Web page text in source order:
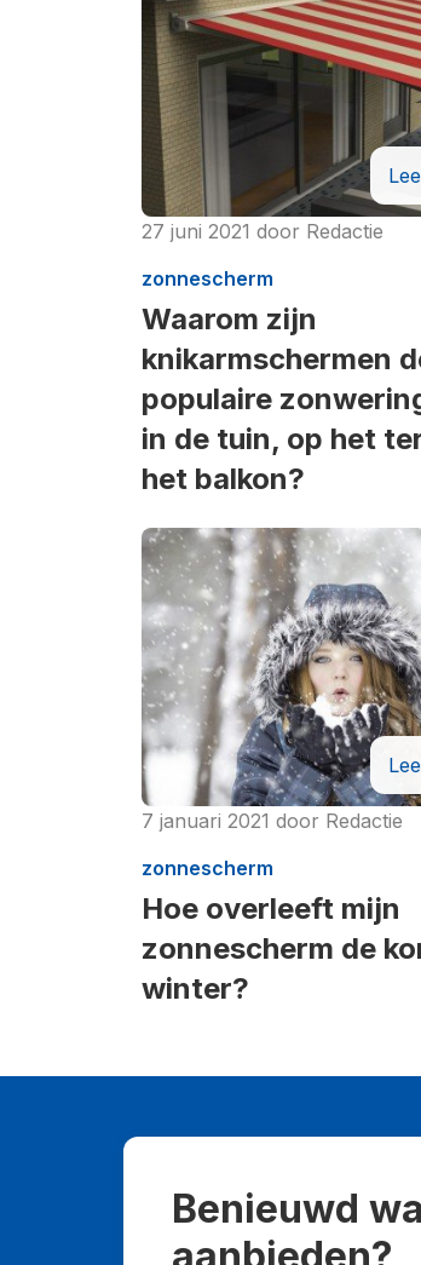
27 juni 2021 door Redactie
zonnescherm
Waarom zijn
knikarmschermen
populaire
in de tuin, op het
het balkon?
7 januari 2021 door Redactie
zonnescherm
Hoe overleeft mijn
zonnescherm de
winter?
Benieuwd